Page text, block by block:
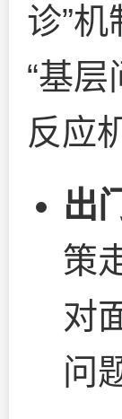
诊”
“基
反应
出
策
对
问